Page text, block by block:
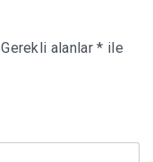
Gerekli alanlar* ile